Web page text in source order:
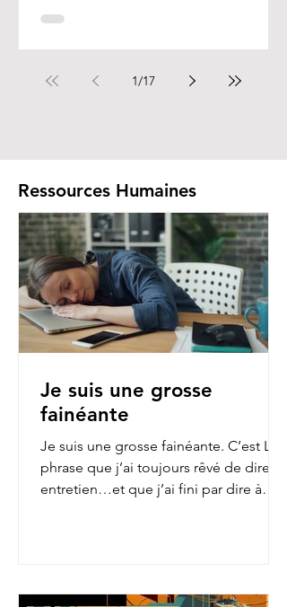
1/17
Ressources Humaines
Je suis une grosse
fainéante
Je suis une grosse fainéante. C’est LA
phrase que j’ai toujours rêvé de dire en
entretien…et que j’ai fini par dire à